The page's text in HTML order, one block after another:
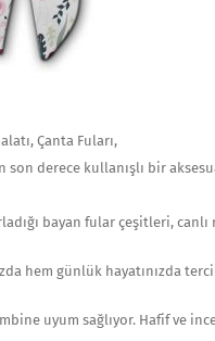
Çanta Fuları,
son derece kullanışlı bir
bayan fular çeşitleri,
hem günlük hayatınızda
uyum sağlıyor. Hafif ve